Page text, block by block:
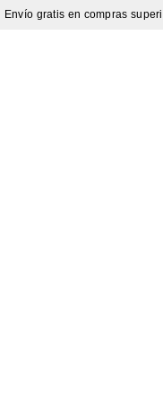
Envío gratis en compras